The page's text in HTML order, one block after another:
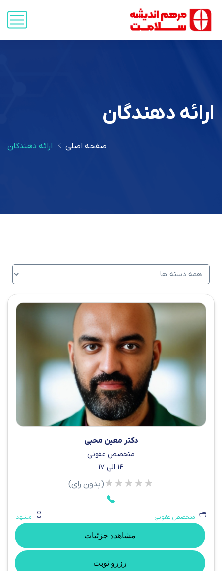
ارائه دهندگان
صفحه اصلی ارائه دهندگان
دکتر معین محبی
متخصص عفونی
14 الی 17
★
★
★
★
★(بدون رای)
متخصص عفونی مشهد
مشاهده جزئیات
رزرو نوبت